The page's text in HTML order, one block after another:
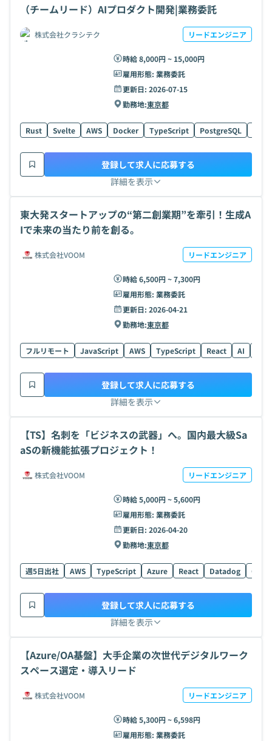
（チームリード）AIプロダクト開発|業務委託
株式会社クラシテク リードエンジニア
時給 8,000円 ~ 15,000円
雇用形態: 業務委託
更新日: 2026-07-15
勤務地:東京都
Rust Svelte AWS Docker TypeScript PostgreSQL
詳細を表示
登録して求人に応募する
東大発スタートアップの“第二創業期”を牽引！生成A
Iで未来の当たり前を創る。
株式会社VOOM リードエンジニア
時給 6,500円 ~ 7,300円
雇用形態: 業務委託
更新日: 2026-04-21
勤務地:東京都
フルリモート JavaScript AWS TypeScript React AI
詳細を表示
登録して求人に応募する
【TS】名刺を「ビジネスの武器」へ。国内最大級Sa
aSの新機能拡張プロジェクト！
株式会社VOOM リードエンジニア
時給 5,000円 ~ 5,600円
雇用形態: 業務委託
更新日: 2026-04-20
勤務地:東京都
週5日出社 AWS TypeScript Azure React Datadog GCP
詳細を表示
登録して求人に応募する
【Azure/OA基盤】大手企業の次世代デジタルワーク
スペース選定・導入リード
株式会社VOOM リードエンジニア
時給 5,300円 ~ 6,598円
雇用形態: 業務委託